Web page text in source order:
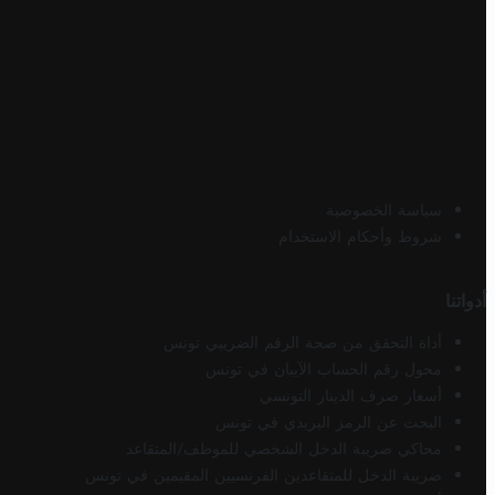
سياسة الخصوصية
شروط وأحكام الاستخدام
أدواتنا
أداة التحقق من صحة الرقم الضريبي تونس
محول رقم الحساب الآيبان في تونس
أسعار صرف الدينار التونسي
البحث عن الرمز البريدي في تونس
محاكي ضريبة الدخل الشخصي للموظف/المتقاعد
ضريبة الدخل للمتقاعدين الفرنسيين المقيمين في تونس